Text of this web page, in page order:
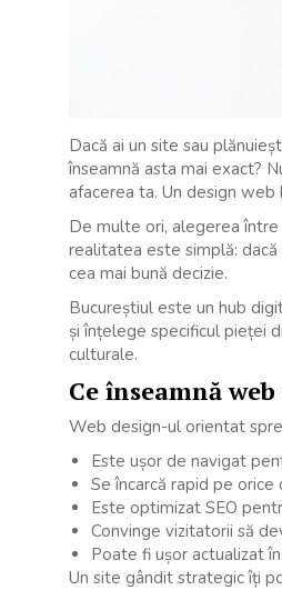
Dacă ai un site sau
înseamnă asta mai exact?
afacerea ta. Un design web
De multe ori, alegerea
realitatea este simplă:
cea mai bună decizie.
Bucureștiul este un hub
și înțelege specificul pieței
culturale.
Ce înseamnă
Web design-ul orientat spre
Este ușor de navigat
Se încarcă rapid pe orice
Este optimizat SEO
Convinge vizitatorii să
Poate fi ușor actualizat
Un site gândit strategic îți